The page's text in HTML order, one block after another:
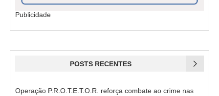
Publicidade
POSTS RECENTES
Operação P.R.O.T.E.T.O.R. reforça combate ao crime nas